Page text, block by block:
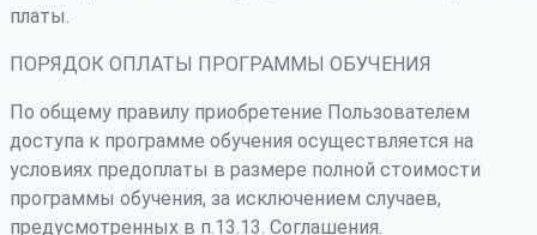
платы.
ПОРЯДОК ОПЛАТЫ ПРОГРАММЫ ОБУЧЕНИЯ
По общему правилу приобретение Пользователем
доступа к программе обучения осуществляется на
условиях предоплаты в размере полной стоимости
программы обучения, за исключением случаев,
предусмотренных в п.13.13. Соглашения.